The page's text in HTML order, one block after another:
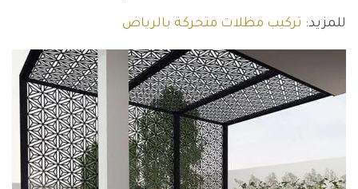
للمزيد: تركيب مظلات متحركة بالرياض